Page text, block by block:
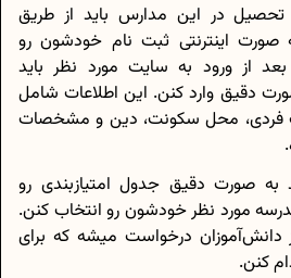
تحصیل در این مدارس باید از طریق
صورت اینترنتی ثبت نام خودشون رو
از ورود به سایت مورد نظر باید
دقیق وارد کنن. این اطلاعات شامل
فردی، محل سکونت، دین و مشخصات
به صورت دقیق جدول امتیاز‌بندی ‌رو
مورد نظر خودشون رو انتخاب کنن.
دانش‌آموزان درخواست میشه که برای
کنن.